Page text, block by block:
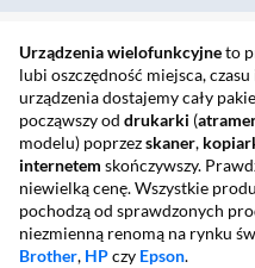
Urządzenia wielofunkcyjneto
lubi oszczędność miejsca,
urządzenia dostajemy cały
począwszy od drukarki (
modelu) poprzezskaner,
internetem skończywszy.
niewielką cenę. Wszystkie
pochodzą od sprawdzonych
niezmienną renomą na rynku
Brother, HPczy Epson.